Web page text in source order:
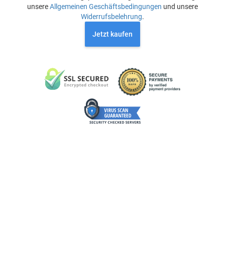
unsereAllgemeinen Geschäftsbedingungen und unsere
Widerrufsbelehrung.
Jetzt kaufen